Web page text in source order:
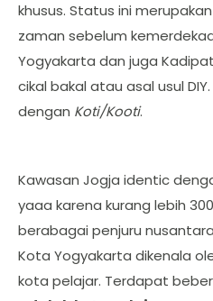
khusus. Status ini
zaman sebelum
Yogyakarta dan juga
cikal bakal atau asal usul
dengan Koti/Kooti.
Kawasan Jogja identic
yaaa karena kurang lebih
berabagai penjuru
Kota Yogyakarta dikenala
kota pelajar. Terdapat